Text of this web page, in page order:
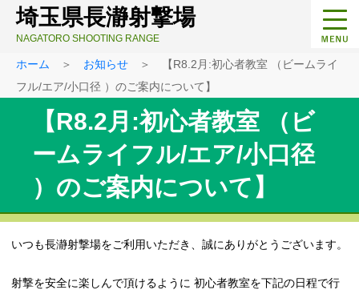
埼玉県長瀞射撃場
NAGATORO SHOOTING RANGE
ホーム ＞ お知らせ ＞ 【R8.2月:初心者教室 （ビームライ
フル/エア/小口径 ）のご案内について】
【R8.2月:初心者教室 （ビ
ームライフル/エア/小口径
）のご案内について】
いつも長瀞射撃場をご利用いただき、誠にありがとうございます。
射撃を安全に楽しんで頂けるように 初心者教室を下記の日程で行